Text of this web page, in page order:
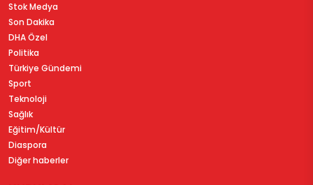
Stok Medya
Son Dakika
DHA Özel
Politika
Türkiye Gündemi
Sport
Teknoloji
Sağlık
Eğitim/Kültür
Diaspora
Diğer haberler